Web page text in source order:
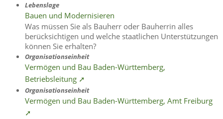
Lebenslage
Bauen und Modernisieren
Was müssen Sie als Bauherr oder Bauherrin alles
berücksichtigen und welche staatlichen Unterstützungen
können Sie erhalten?
Organisationseinheit
Vermögen und Bau Baden-Württemberg,
Betriebsleitung ➚
Organisationseinheit
Vermögen und Bau Baden-Württemberg, Amt Freiburg
➚